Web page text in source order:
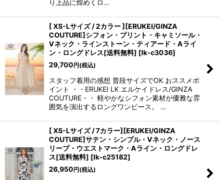
り上品に煌めくロ…
[ XS-Lサイズ / 2カラー ][ERUKEI/GINZA
COUTURE]シフォン・プリント・キャミソール・
Vネック・ラインストーン・ティアード・Aライ
ン・ロングドレス[送料無料] [lk-c3036]
29,700円(税込)
スタッフ着用の感想 普段サイズでOK おススメポ
イント ・・ERUKEI LK エルケイドレス/GINZA
COUTURE・・ 軽やかなシフォン素材が優雅な雰
囲気を演出するロングワンピース。 …
[ XS-Lサイズ / 7カラー][ERUKEI/GINZA
COUTURE]サテン・シンプル・Vネック・ノース
リーブ・ウエストマーク・Aライン・ロングドレ
ス[送料無料] [lk-c25182]
26,950円(税込)